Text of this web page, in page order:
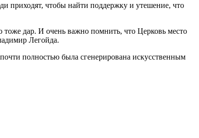
приходят, чтобы найти поддержку и утешение, что
тоже дар. И очень важно помнить, что Церковь место
Легойда.
почти полностью была сгенерирована искусственным